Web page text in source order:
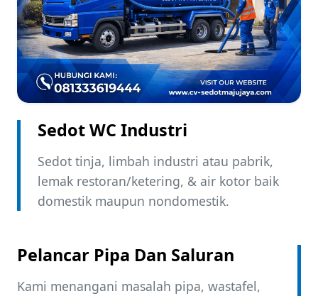
Sedot WC Industri ​
Sedot tinja, limbah industri atau pabrik,
lemak restoran/ketering, & air kotor baik
domestik maupun nondomestik.
Pelancar Pipa Dan Saluran
Kami menangani masalah pipa, wastafel,